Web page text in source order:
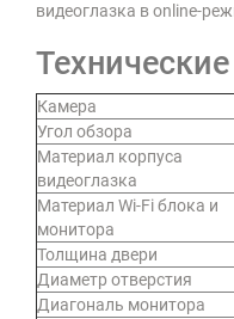
видеоглазка в online-
Камера
Угол обзора
Материал корпуса
видеоглазка
Материал Wi-Fi блока и
монитора
Толщина двери
Диаметр отверстия
Диагональ монитора